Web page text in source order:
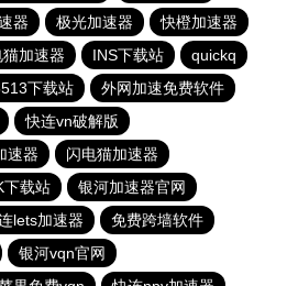
器 极光加速器
快橙加速器
猫加速器 INS下载站
quickq
下载站
外网加速免费软件
快连vn破解版
速器
闪电猫加速器
下载站
银河加速器官网
lets加速器
免费跨墙软件
银河vqn官网